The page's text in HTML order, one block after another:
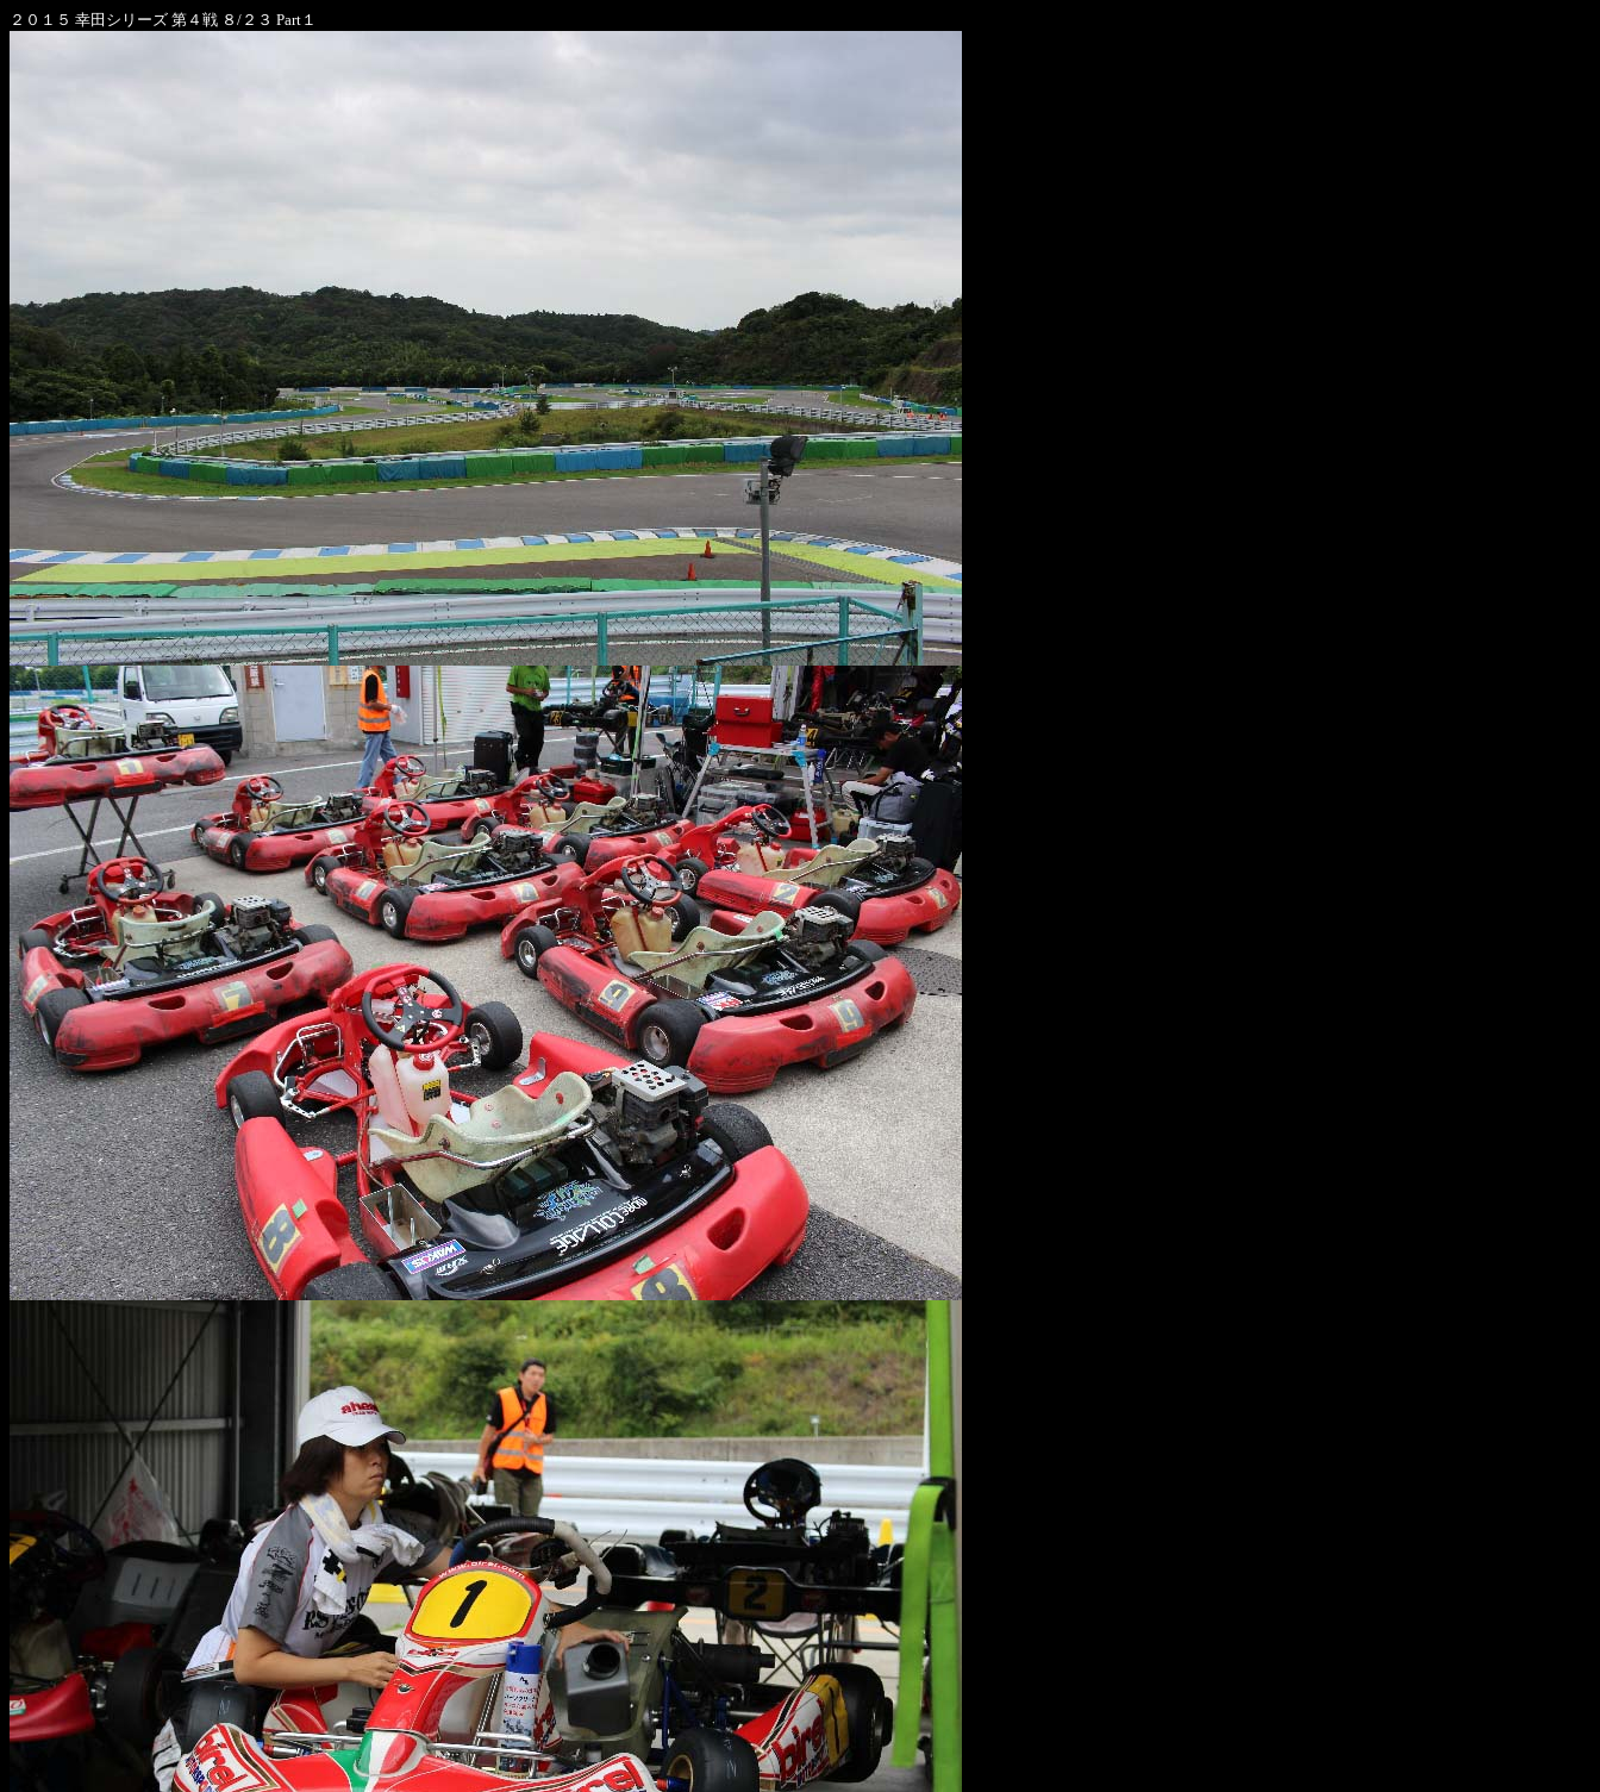
２０１５ 幸田シリーズ 第４戦 ８/２３ Part１